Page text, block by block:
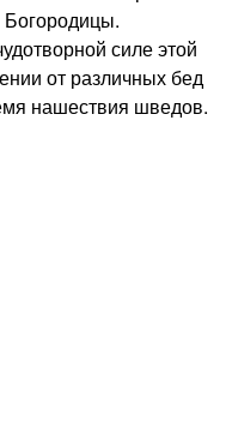
Богородицы.
силе этой
от различных бед
нашествия шведов.